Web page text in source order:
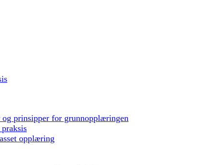
prinsipper for grunnopplæringen
opplæring